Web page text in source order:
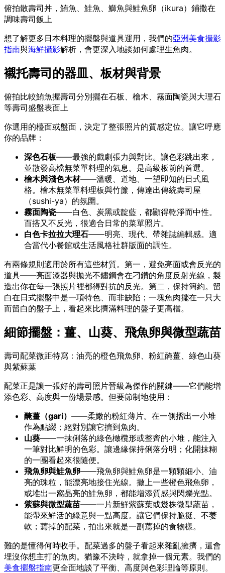
俯拍散壽司丼，鮪魚、鮭魚、鰤魚與鮭魚卵（ikura）鋪撒在
調味壽司飯上
想了解更多日本料理的擺盤與道具運用，我們的亞洲美食攝影
指南與海鮮攝影解析，會更深入地談如何處理生魚肉。
襯托壽司的器皿、板材與背景
俯拍比較鮪魚握壽司分別擺在石板、檜木、霧面陶瓷與大理石
等壽司盛盤表面上
你選用的檯面或盤面，決定了整張照片的質感定位。讓它呼應
你的品牌：
深色石板——最強的戲劇張力與對比。讓色彩跳出來，
並散發高檔無菜單料理的氣息。是高級板前的首選。
檜木與淺色木材——溫暖、道地、一望即知的日式風
格。檜木無菜單料理板與竹簾，傳達出傳統壽司屋
（sushi-ya）的氛圍。
霧面陶瓷——白色、炭黑或靛藍，都顯得乾淨而中性。
百搭又不反光，很適合日常的菜單照片。
白色卡拉拉大理石——明亮、現代、帶雜誌編輯感。適
合當代小餐館或生活風格社群版面的調性。
有兩條規則適用於所有這些材質。第一，避免亮面或會反光的
道具——亮面漆器與拋光不鏽鋼會在刁鑽的角度反射光線，製
造出你在每一張照片裡都得對抗的反光。第二，保持簡約。留
白在日式擺盤中是一項特色、而非缺陷；一塊魚肉擺在一只大
而留白的盤子上，看起來比擠滿料理的盤子更高檔。
細節擺盤：薑、山葵、飛魚卵與微型蔬苗
壽司配菜微距特寫：油亮的橙色飛魚卵、粉紅醃薑、綠色山葵
與紫蘇葉
配菜正是讓一張好的壽司照片晉級為傑作的關鍵——它們能增
添色彩、高度與一份場景感。但要節制地使用：
醃薑（gari） ——柔嫩的粉紅薄片。在一側摺出一小堆
作為點綴；絕對別讓它擠到魚肉。
山葵——一抹俐落的綠色橄欖形或整齊的小堆，能注入
一筆對比鮮明的色彩。讓邊緣保持俐落分明；化開抹糊
的一團看起來很隨便。
飛魚卵與鮭魚卵——飛魚卵與鮭魚卵是一顆顆細小、油
亮的珠粒，能漂亮地接住光線。撒上一些橙色飛魚卵，
或堆出一窩晶亮的鮭魚卵，都能增添質感與閃爍光點。
紫蘇與微型蔬苗——一片新鮮紫蘇葉或幾株微型蔬苗，
能帶來鮮活的綠意與一點高度。讓它們保持脆挺、不萎
軟；蔫掉的配菜，拍出來就是一副蔫掉的食物樣。
難的是懂得何時收手。配菜過多的盤子看起來雜亂擁擠，還會
埋沒你想主打的魚肉。猶豫不決時，就拿掉一個元素。我們的
美食擺盤指南更全面地談了平衡、高度與色彩理論等原則。